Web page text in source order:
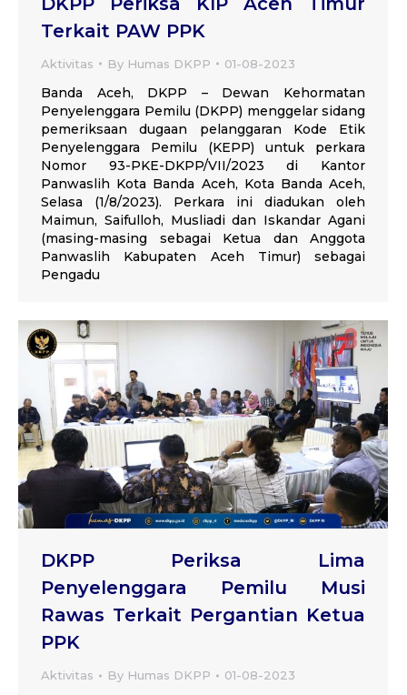
Terkait PAW PPK
Aktivitas By Humas DKPP 01-08-2023
Banda Aceh, DKPP – Dewan Kehormatan
Penyelenggara Pemilu (DKPP) menggelar sidang
pemeriksaan dugaan pelanggaran Kode Etik
Penyelenggara Pemilu (KEPP) untuk perkara
Nomor 93-PKE-DKPP/VII/2023 di Kantor
Panwaslih Kota Banda Aceh, Kota Banda Aceh,
Selasa (1/8/2023). Perkara ini diadukan oleh
Maimun, Saifulloh, Musliadi dan Iskandar Agani
(masing-masing sebagai Ketua dan Anggota
Panwaslih Kabupaten Aceh Timur) sebagai
Pengadu
DKPP Periksa Lima
Penyelenggara Pemilu Musi
Rawas Terkait Pergantian Ketua
PPK
Aktivitas By Humas DKPP 01-08-2023